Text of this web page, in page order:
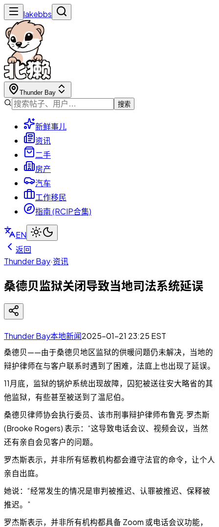
lakebbs
Thunder Bay
搜索
新鲜事儿
资讯
二手
房产
汽车
工作移民
指南 (RCIP合集)
EN
返回
Thunder Bay·资讯
桑德贝监狱关闭导致当地司法系统延误
Thunder Bay本地新闻2025-01-21 23:25 EST
桑德贝——由于桑德贝地区监狱的供暖问题仍未解决，当地的
辩护律师在与客户联系时遇到了困难，法庭上也出现了延误。
11月底，监狱的锅炉系统出现故障，囚犯被送往安大略省的其
他监狱，有些甚至被送到了温尼伯。
桑德贝律师协会执行委员、该市刑事辩护律师布鲁克·罗杰斯
(Brooke Rogers) 表示：“这导致电话会议、视频会议，当然
还有亲自会见客户的问题。
罗杰斯表示，并非所有惩教机构都会遵守法官的命令，让个人
亲自出庭。
她说：“经常发生的情况是审判被推迟、认罪被推迟、保释被
推迟。”
罗杰斯表示，并非所有机构都具备 Zoom 或电话会议功能，